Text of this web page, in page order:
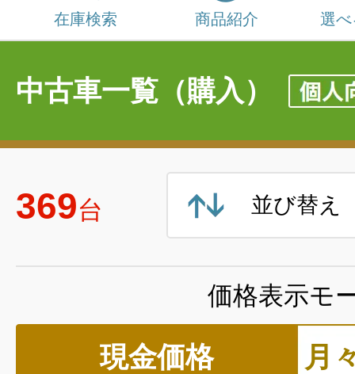
在庫検索 商品紹介 選
中古車一覧（購入）
369台 並び替え
価格表示モ
現金価格 月